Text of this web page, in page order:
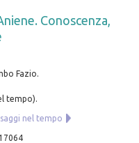
Conoscenza,
Fazio.
tempo).
nel tempo